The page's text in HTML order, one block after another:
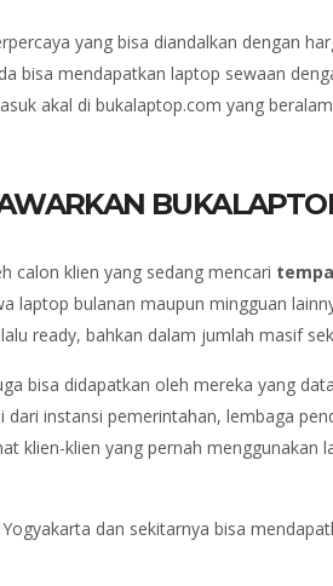
yang bisa diandalkan dengan
bisa mendapatkan laptop sewaan
akal di bukalaptop.com yang
calon klien yang sedang mencari
laptop bulanan maupun mingguan
ready, bahkan dalam jumlah masif
bisa didapatkan oleh mereka yang
instansi pemerintahan, lembaga
klien-klien yang pernah menggunakan
dan sekitarnya bisa